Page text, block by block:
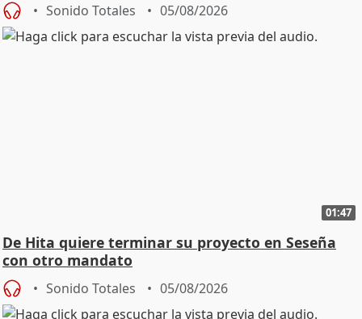
Sonido Totales 05/08/2026
01:47
De Hita quiere terminar su proyecto en Seseña
con otro mandato
Sonido Totales 05/08/2026